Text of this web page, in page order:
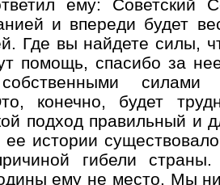
ему: Советский
и впереди будет
Где вы найдете силы,
помощь, спасибо за
силами
конечно, будет
подход правильный и
истории существовало
гибели страны.
ему не место. Мы